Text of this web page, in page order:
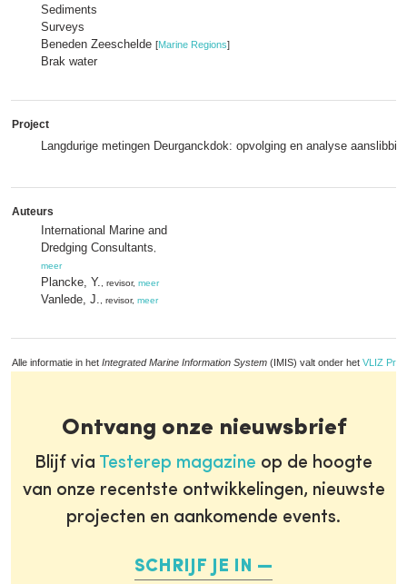
Sediments
Surveys
Beneden Zeeschelde [Marine Regions]
Brak water
Project
Langdurige metingen Deurganckdok: opvolging en analyse
Auteurs
International Marine and
Dredging Consultants
meer
Plancke, Y. , revisor, meer
Vanlede, J. , revisor, meer
Alle informatie in het Integrated Marine Information System (IMIS) valt onder het VLIZ
Ontvang onze nieuwsbrief
Blijf via Testerep magazine op de hoogte
van onze recentste ontwikkelingen, nieuwste
projecten en aankomende events.
SCHRIJF JE IN